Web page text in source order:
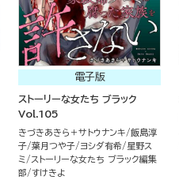
電子版
ストーリーな女たち ブラック
Vol.105
きづきあきら＋サトウナンキ
飯島淳
子 葉月つや子 ヨシダ有希
星野ス
ミ
ストーリーな女たち ブラック編集
部
すけきよ